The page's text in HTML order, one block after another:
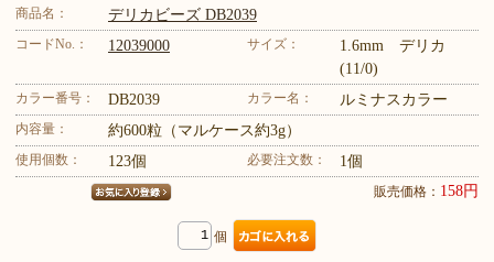
商品名： デリカビーズ DB2039
コードNo.： 12039000 サイズ：
1.6mm デリカ
(11/0)
カラー番号： DB2039 カラー名： ルミナスカラー
内容量： 約600粒（マルケース約3g）
使用個数： 123個 必要注文数： 1個
販売価格： 158円
個